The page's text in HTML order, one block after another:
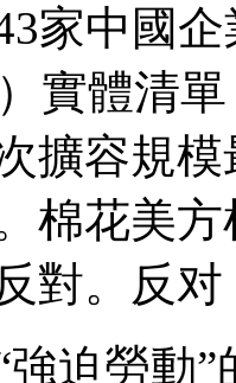
家中國
實體清
擴容規
棉花美
對。反对
勞動”